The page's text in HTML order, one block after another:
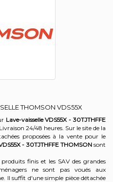
THOMSON VDS55X
Lave-vaisselle VDS55X - 30TJTHFFE
24/48 heures. Sur le site de la
proposées à la vente pour le
- 30TJTHFFE THOMSONsont
finis et les SAV des grandes
ne sont pas voués aux
Il suffit d'une simple pièce détachée